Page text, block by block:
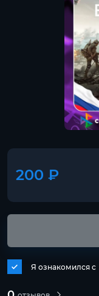
200 ₽
Я ознакомился с